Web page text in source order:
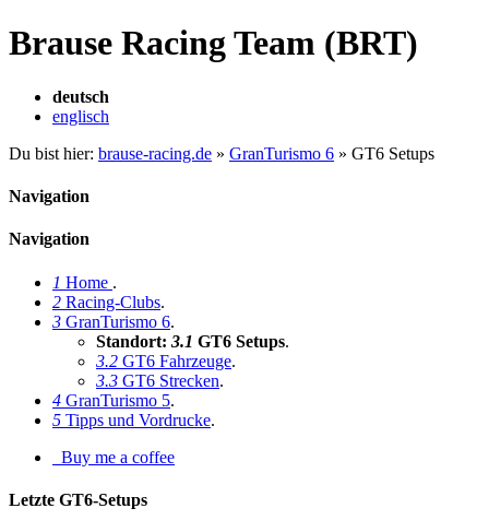
Brause Racing Team (BRT)
deutsch
englisch
Du bist hier: brause-racing.de » GranTurismo 6 » GT6 Setups
Navigation
Navigation
1 Home .
2 Racing-Clubs.
3 GranTurismo 6.
Standort: 3.1 GT6 Setups.
3.2 GT6 Fahrzeuge.
3.3 GT6 Strecken.
4 GranTurismo 5.
5 Tipps und Vordrucke.
Buy me a coffee
Letzte GT6-Setups